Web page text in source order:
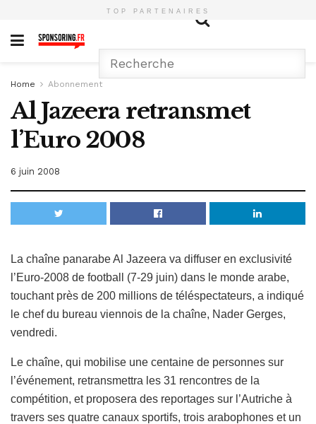
TOP PARTENAIRES
Home Abonnement
Al Jazeera retransmet
l’Euro 2008
6 juin 2008
La chaîne panarabe Al Jazeera va diffuser en exclusivité
l’Euro-2008 de football (7-29 juin) dans le monde arabe,
touchant près de 200 millions de téléspectateurs, a indiqué
le chef du bureau viennois de la chaîne, Nader Gerges,
vendredi.
Le chaîne, qui mobilise une centaine de personnes sur
l’événement, retransmettra les 31 rencontres de la
compétition, et proposera des reportages sur l’Autriche à
travers ses quatre canaux sportifs, trois arabophones et un